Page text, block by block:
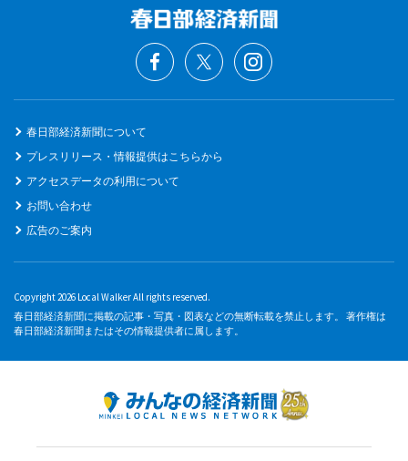
春日部経済新聞について
プレスリリース・情報提供はこちらから
アクセスデータの利用について
お問い合わせ
広告のご案内
Copyright 2026 Local Walker All rights reserved.
春日部経済新聞に掲載の記事・写真・図表などの無断転載を禁止します。 著作権は
春日部経済新聞またはその情報提供者に属します。